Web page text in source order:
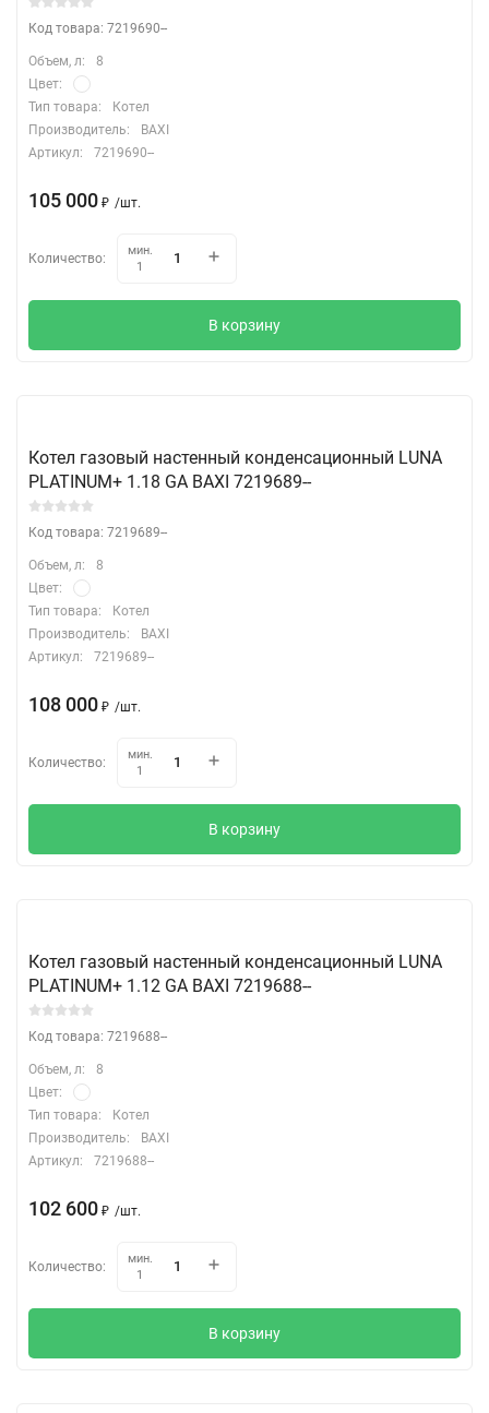
Код товара: 7219690--
Объем, л:
8
Цвет:
Тип товара:
Котел
Производитель:
BAXI
Артикул:
7219690--
105 000 ₽ /шт.
Количество:
мин.
1
В корзину
Котел газовый настенный конденсационный LUNA
PLATINUM+ 1.18 GA BAXI 7219689--
Код товара: 7219689--
Объем, л:
8
Цвет:
Тип товара:
Котел
Производитель:
BAXI
Артикул:
7219689--
108 000 ₽ /шт.
Количество:
мин.
1
В корзину
Котел газовый настенный конденсационный LUNA
PLATINUM+ 1.12 GA BAXI 7219688--
Код товара: 7219688--
Объем, л:
8
Цвет:
Тип товара:
Котел
Производитель:
BAXI
Артикул:
7219688--
102 600 ₽ /шт.
Количество:
мин.
1
В корзину